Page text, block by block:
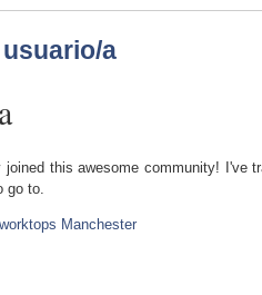
a
joined this awesome community! I've
go to.
Manchester